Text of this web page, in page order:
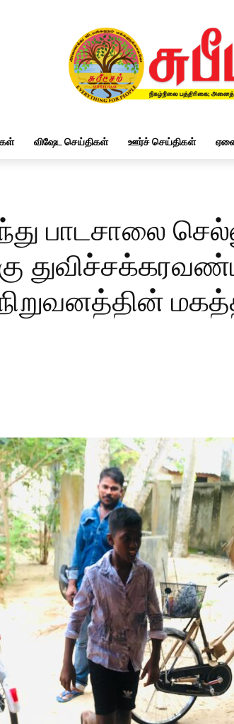
விஷேட செய்திகள் ஊர்ச் செய்திகள்
பாடசாலை
நிறுவனத்தின்